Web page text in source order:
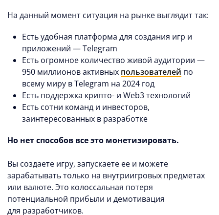
На данный момент ситуация на рынке выглядит так:
Есть удобная платформа для создания игр и
приложений — Telegram
Есть огромное количество живой аудитории —
950 миллионов активных пользователей по
всему миру в Telegram на 2024 год
Есть поддержка крипто- и Web3 технологий
Есть сотни команд и инвесторов,
заинтересованных в разработке
Но нет способов все это монетизировать.
Вы создаете игру, запускаете ее и можете
зарабатывать только на внутриигровых предметах
или валюте. Это колоссальная потеря
потенциальной прибыли и демотивация
для разработчиков.